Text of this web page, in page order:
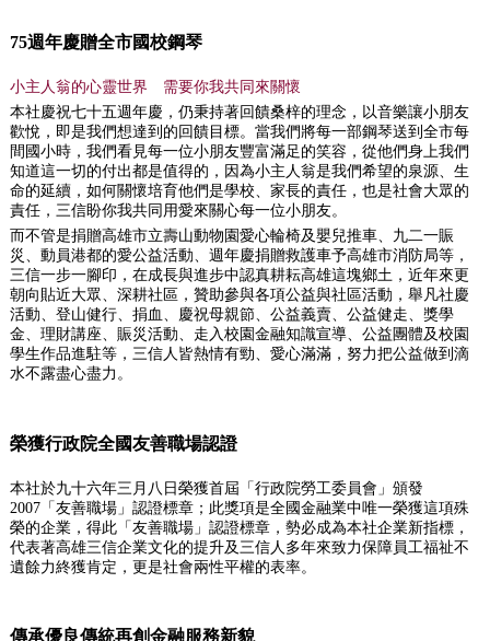
75週年慶贈全市國校鋼琴
小主人翁的心靈世界 需要你我共同來關懷
本社慶祝七十五週年慶，仍秉持著回饋桑梓的理念，以音樂讓小朋友
歡悅，即是我們想達到的回饋目標。當我們將每一部鋼琴送到全市每
間國小時，我們看見每一位小朋友豐富滿足的笑容，從他們身上我們
知道這一切的付出都是值得的，因為小主人翁是我們希望的泉源、生
命的延續，如何關懷培育他們是學校、家長的責任，也是社會大眾的
責任，三信盼你我共同用愛來關心每一位小朋友。
而不管是捐贈高雄市立壽山動物園愛心輪椅及嬰兒推車、九二一賑
災、動員港都的愛公益活動、週年慶捐贈救護車予高雄市消防局等，
三信一步一腳印，在成長與進步中認真耕耘高雄這塊鄉土，近年來更
朝向貼近大眾、深耕社區，贊助參與各項公益與社區活動，舉凡社慶
活動、登山健行、捐血、慶祝母親節、公益義賣、公益健走、獎學
金、理財講座、賑災活動、走入校園金融知識宣導、公益團體及校園
學生作品進駐等，三信人皆熱情有勁、愛心滿滿，努力把公益做到滴
水不露盡心盡力。
榮獲行政院全國友善職場認證
本社於九十六年三月八日榮獲首屆「行政院勞工委員會」頒發
2007「友善職場」認證標章；此獎項是全國金融業中唯一榮獲這項殊
榮的企業，得此「友善職場」認證標章，勢必成為本社企業新指標，
代表著高雄三信企業文化的提升及三信人多年來致力保障員工福祉不
遺餘力終獲肯定，更是社會兩性平權的表率。
傳承優良傳統再創金融服務新貌